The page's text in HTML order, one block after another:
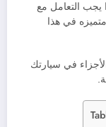
التعامل مع
في هذا
في سيارتك